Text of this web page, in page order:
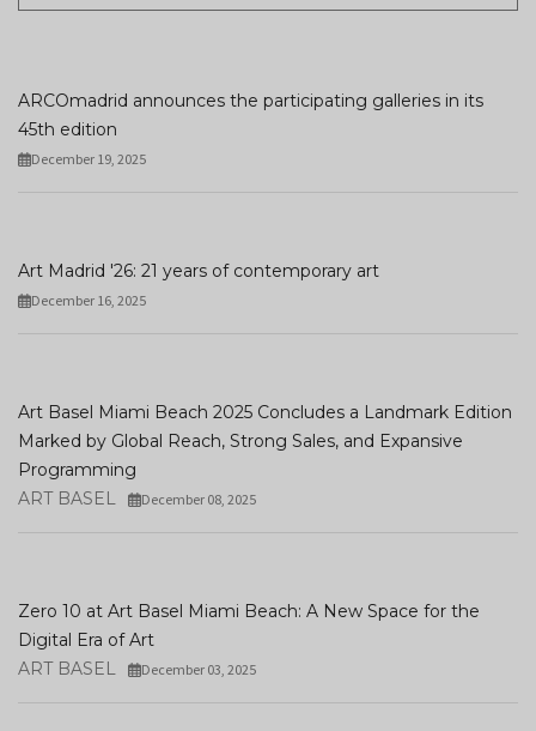
ARCOmadrid announces the participating galleries in its
45th edition
December 19, 2025
Art Madrid '26: 21 years of contemporary art
December 16, 2025
Art Basel Miami Beach 2025 Concludes a Landmark Edition
Marked by Global Reach, Strong Sales, and Expansive
Programming
ART BASEL
December 08, 2025
Zero 10 at Art Basel Miami Beach: A New Space for the
Digital Era of Art
ART BASEL
December 03, 2025